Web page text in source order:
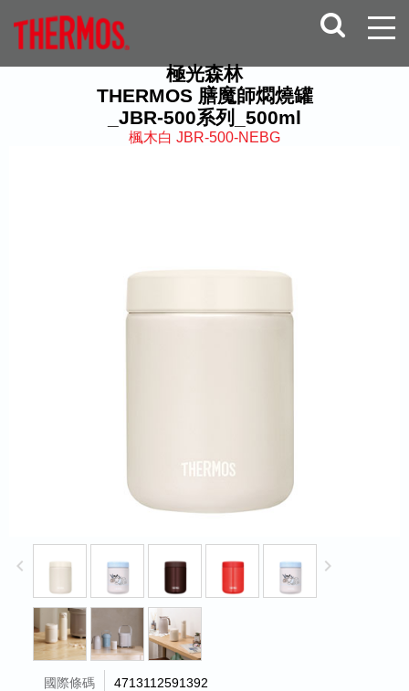
極光森林
THERMOS 膳魔師燜燒罐
_JBR-500系列_500ml
楓木白 JBR-500-NEBG
keyboard_arrow_left keyboard_arrow_right
國際條碼
4713112591392